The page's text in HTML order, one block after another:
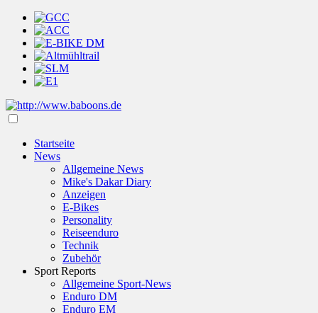
Startseite
News
Allgemeine News
Mike's Dakar Diary
Anzeigen
E-Bikes
Personality
Reiseenduro
Technik
Zubehör
Sport Reports
Allgemeine Sport-News
Enduro DM
Enduro EM